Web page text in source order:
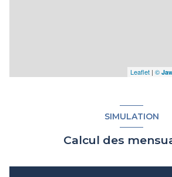
Leaflet | ©
SIMULATION
Calcul des